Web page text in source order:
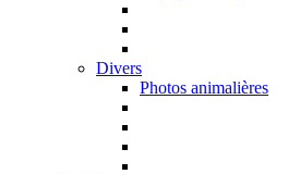
Divers
Photos animalières